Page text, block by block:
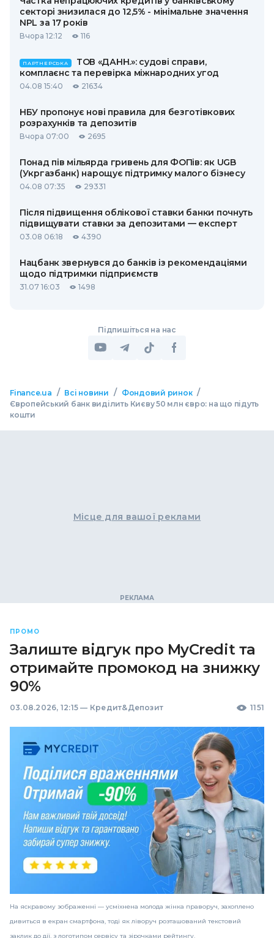
секторі знизилася до 12,5% - мінімальне значення
NPL за 17 років
Вчора 12:12 116
ПАРТНЕРСЬКА
ТОВ «ДАНН.»: судові справи,
комплаєнс та перевірка міжнародних угод
04.08 15:40 21634
НБУ пропонує нові правила для безготівкових
розрахунків та депозитів
Вчора 07:00 2695
Понад пів мільярда гривень для ФОПів: як UGB
(Укргазбанк) нарощує підтримку малого бізнесу
04.08 07:35 29331
Після підвищення облікової ставки банки почнуть
підвищувати ставки за депозитами — експерт
03.08 06:18 4390
Нацбанк звернувся до банків із рекомендаціями
щодо підтримки підприємств
31.07 16:03 1498
Підпишіться на нас
Finance.ua / Всі новини / Фондовий ринок /
Європейський банк виділить Києву 50 млн євро: на що підуть
кошти
Місце для вашої реклами
ПРОМО
Залиште відгук про MyCredit та
отримайте промокод на знижку
90%
03.08.2026, 12:15 — Кредит&Депозит 1151
На яскравому зображенні — усміхнена молода жінка праворуч, захоплено
дивиться в екран смартфона, тоді як ліворуч розташований текстовий
заклик до дії, з логотипом сервісу та зірочками рейтингу.